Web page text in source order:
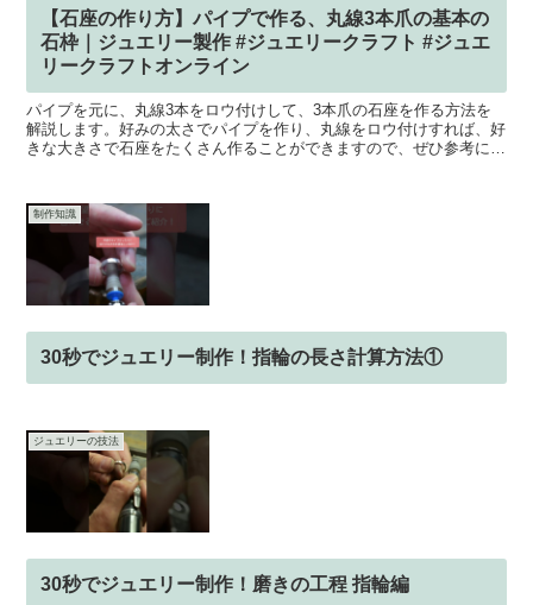
【石座の作り方】パイプで作る、丸線3本爪の基本の
石枠｜ジュエリー製作 #ジュエリークラフト #ジュエ
リークラフトオンライン
パイプを元に、丸線3本をロウ付けして、3本爪の石座を作る方法を
解説します。好みの太さでパイプを作り、丸線をロウ付けすれば、好
きな大きさで石座をたくさん作ることができますので、ぜひ参考にし
制作知識
30秒でジュエリー制作！指輪の長さ計算方法①
ジュエリーの技法
30秒でジュエリー制作！磨きの工程 指輪編